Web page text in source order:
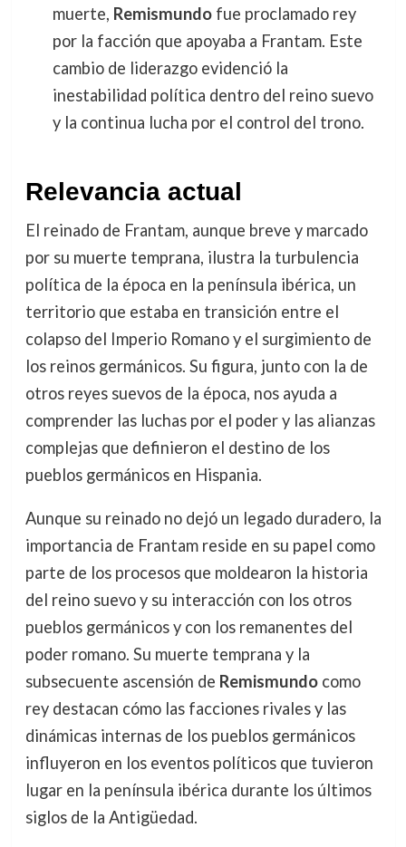
muerte, Remismundofue proclamado rey
por la facción que apoyaba a Frantam. Este
cambio de liderazgo evidenció la
inestabilidad política dentro del reino suevo
y la continua lucha por el control del trono.
Relevancia actual
El reinado de Frantam, aunque breve y marcado
por su muerte temprana, ilustra la turbulencia
política de la época en la península ibérica, un
territorio que estaba en transición entre el
colapso del Imperio Romano y el surgimiento de
los reinos germánicos. Su figura, junto con la de
otros reyes suevos de la época, nos ayuda a
comprender las luchas por el poder y las alianzas
complejas que definieron el destino de los
pueblos germánicos en Hispania.
Aunque su reinado no dejó un legado duradero, la
importancia de Frantam reside en su papel como
parte de los procesos que moldearon la historia
del reino suevo y su interacción con los otros
pueblos germánicos y con los remanentes del
poder romano. Su muerte temprana y la
subsecuente ascensión de Remismundocomo
rey destacan cómo las facciones rivales y las
dinámicas internas de los pueblos germánicos
influyeron en los eventos políticos que tuvieron
lugar en la península ibérica durante los últimos
siglos de la Antigüedad.